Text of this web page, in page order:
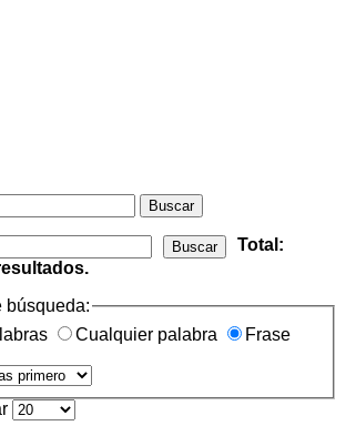
Buscar
Buscar
Total:
búsqueda:
Cualquier palabra
Frase